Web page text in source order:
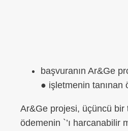
başvuranın Ar&Ge
● işletmenin tanınan
Ar&Ge projesi, üçüncü bir
ödemenin `’ı harcanabilir